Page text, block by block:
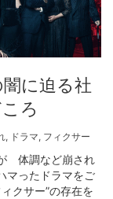
に迫る社
ろ
, ドラマ, フィクサー
体調など崩され
マったドラマをご
クサー”の存在を